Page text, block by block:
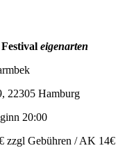
eigenarten
22305 Hamburg
20:00
zzgl Gebühren / AK 14€